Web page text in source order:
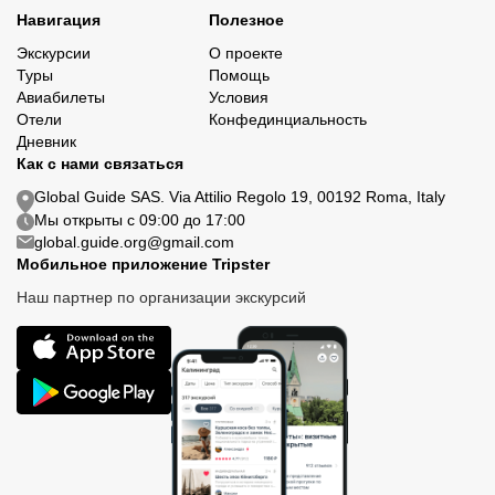
Навигация
Экскурсии
Туры
Авиабилеты
Отели
Дневник
Полезное
О проекте
Помощь
Условия
Конфединциальность
Как с нами связаться
Global Guide SAS. Via Attilio Regolo 19, 00192 Roma, Italy
Мы открыты с 09:00 до 17:00
global.guide.org@gmail.com
Мобильное приложение Tripster
Наш партнер по организации экскурсий